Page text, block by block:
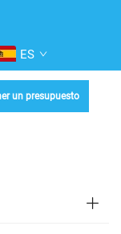
ES
un presupuesto